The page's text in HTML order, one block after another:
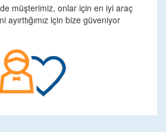
müşterimiz, onlar için en iyi araç
ayırttığımız için bize güveniyor